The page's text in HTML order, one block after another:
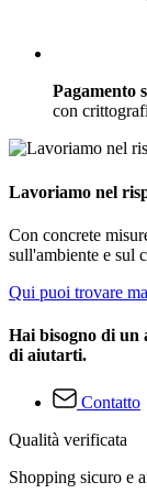
Pagamento
con
Lavoriamo nel
Con concrete
sull'ambiente e sul
Qui puoi trovare
Hai bisogno di un
di aiutarti.
Contatto
Qualità verificata
Shopping sicuro e